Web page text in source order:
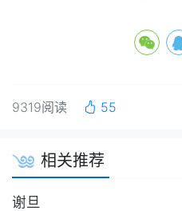
9319阅读 55
相关推荐
谢旦